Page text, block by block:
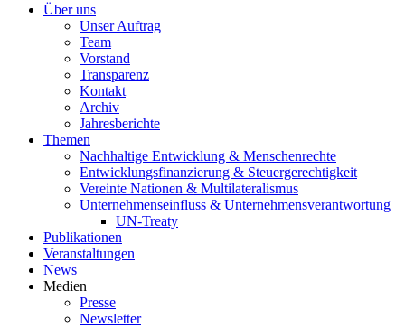
Über uns
Unser Auftrag
Team
Vorstand
Transparenz
Kontakt
Archiv
Jahresberichte
Themen
Nachhaltige Entwicklung & Menschenrechte
Entwicklungsfinanzierung & Steuergerechtigkeit
Vereinte Nationen & Multilateralismus
Unternehmenseinfluss & Unternehmensverantwortung
UN-Treaty
Publikationen
Veranstaltungen
News
Medien
Presse
Newsletter